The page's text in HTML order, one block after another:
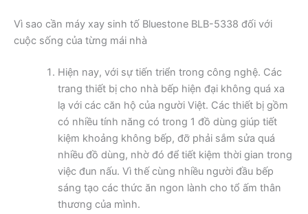
Vì sao cần máy xay sinh tố Bluestone BLB-5338 đối với
cuộc sống của từng mái nhà
Hiện nay, với sự tiến triển trong công nghệ. Các
trang thiết bị cho nhà bếp hiện đại không quá xa
lạ với các căn hộ của người Việt. Các thiết bị gồm
có nhiều tính năng có trong 1 đồ dùng giúp tiết
kiệm khoảng không bếp, đỡ phải sắm sửa quá
nhiều đồ dùng, nhờ đó để tiết kiệm thời gian trong
việc đun nấu. Vì thế cùng nhiều người đầu bếp
sáng tạo các thức ăn ngon lành cho tổ ấm thân
thương của mình.